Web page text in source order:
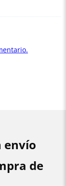
envío
de